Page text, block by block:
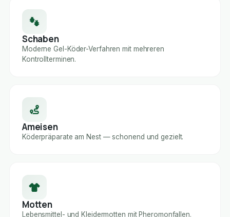
Schaben
Moderne Gel-Köder-Verfahren mit mehreren
Kontrollterminen.
Ameisen
Köderpräparate am Nest — schonend und gezielt.
Motten
Lebensmittel- und Kleidermotten mit Pheromonfallen.